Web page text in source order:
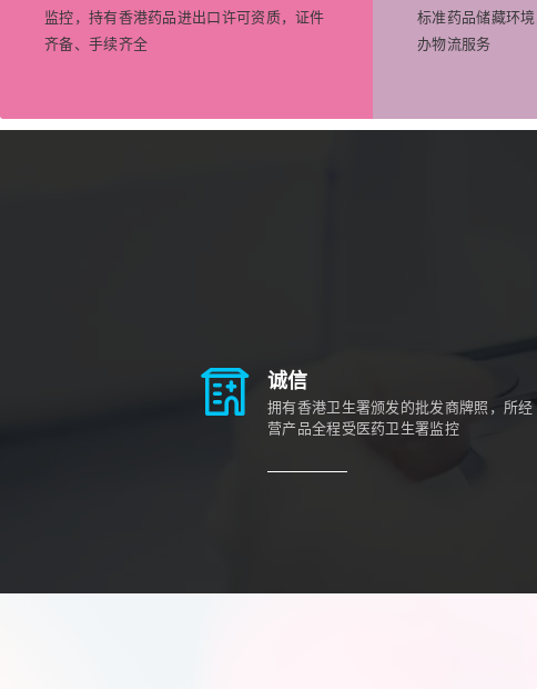
监控，持有香港药品进出口许可资质，证件
齐备、手续齐全
标准药品储藏环
办物流服务
诚信
拥有香港卫生署颁发的批发商牌照，所经
营产品全程受医药卫生署监控